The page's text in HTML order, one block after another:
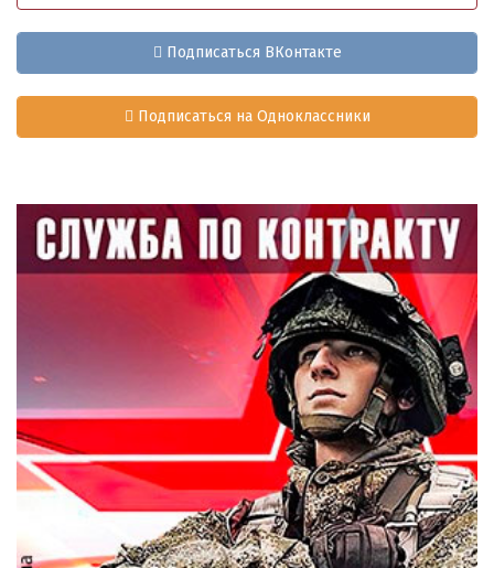
Подписаться ВКонтакте
Подписаться на Одноклассники